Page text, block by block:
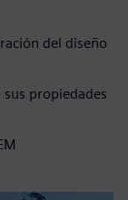
del diseño
propiedades